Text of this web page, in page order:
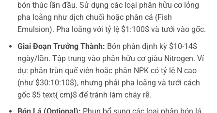
bón thúc lần đầu. Sử dụng các loại phân hữu cơ lỏng
pha loãng như dịch chuối hoặc phân cá (Fish
Emulsion). Pha loãng với tỷ lệ $1:100$ và tưới vào gốc.
Giai Đoạn Trưởng Thành: Bón phân định kỳ $10-14$
ngày/lần. Tập trung vào phân hữu cơ giàu Nitrogen. Ví
dụ: phân trùn quế viên hoặc phân NPK có tỷ lệ N cao
(như $30:10:10$), nhưng phải pha loãng và tưới cách
gốc $5 text{ cm}$ để tránh làm cháy rễ.